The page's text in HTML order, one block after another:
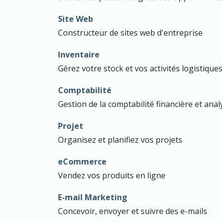
Site Web
Constructeur de sites web d'entreprise
Inventaire
Gérez votre stock et vos activités logistiques
Comptabilité
Gestion de la comptabilité financière et
Projet
Organisez et planifiez vos projets
eCommerce
Vendez vos produits en ligne
E-mail Marketing
Concevoir, envoyer et suivre des e-mails